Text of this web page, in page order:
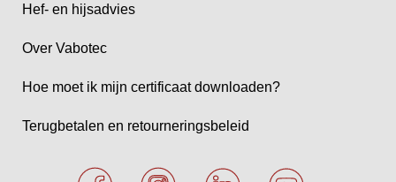
Hef- en hijsadvies
Over Vabotec
Hoe moet ik mijn certificaat downloaden?
Terugbetalen en retourneringsbeleid